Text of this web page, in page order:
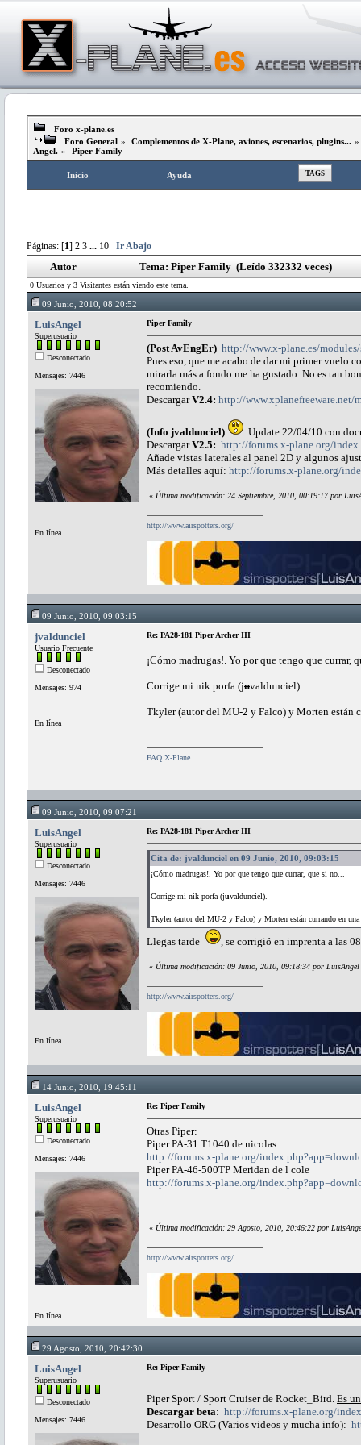
Foro x-plane.es
Foro General » Complementos de X-Plane, aviones, escenarios, plugins... »
Angel. » Piper Family
Inicio Ayuda TAGS
Páginas: [1] 2 3 ... 10 Ir Abajo
Autor Tema: Piper Family (Leído 332332 veces)
0 Usuarios y 3 Visitantes están viendo este tema.
09 Junio, 2010, 08:20:52
LuisAngel
Superusuario
Desconectado
Mensajes: 7446
En línea
Piper Family
(Post AvEngEr) http://www.x-plane.es/
Pues eso, que me acabo de dar mi primer vuelo
mirarla más a fondo me ha gustado. No es tan
recomiendo.
DescargarV2.4: http://www.xplanefreeware.net/
(Info jvaldunciel)
Update 22/04/10 con
DescargarV2.5: http://forums.x-plane.org/
Añade vistas laterales al panel 2D y algunos
Más detalles aquí: http://forums.x-plane.org/
« Última modificación: 24 Septiembre, 2010, 00:19:17 por
http://www.airspotters.org/
09 Junio, 2010, 09:03:15
jvaldunciel
Usuario Frecuente
Desconectado
Mensajes: 974
En línea
Re: PA28-181 Piper Archer III
¡Cómo madrugas!. Yo por que tengo que currar,
Corrige mi nik porfa (juvaldunciel).
Tkyler (autor del MU-2 y Falco) y Morten están
FAQ X-Plane
09 Junio, 2010, 09:07:21
LuisAngel
Superusuario
Desconectado
Mensajes: 7446
En línea
Re: PA28-181 Piper Archer III
Cita de: jvaldunciel en 09 Junio, 2010, 09:03:15
¡Cómo madrugas!. Yo por que tengo que currar, que si no...
Corrige mi nik porfa (juvaldunciel).
Tkyler (autor del MU-2 y Falco) y Morten están currando en
Llegas tarde , se corrigió en imprenta a las
« Última modificación: 09 Junio, 2010, 09:18:34 por LuisAngel
http://www.airspotters.org/
14 Junio, 2010, 19:45:11
LuisAngel
Superusuario
Desconectado
Mensajes: 7446
En línea
Re: Piper Family
Otras Piper:
Piper PA-31 T1040 de nicolas
http://forums.x-plane.org/
Piper PA-46-500TP Meridan de l cole
http://forums.x-plane.org/
« Última modificación: 29 Agosto, 2010, 20:46:22 por
http://www.airspotters.org/
29 Agosto, 2010, 20:42:30
LuisAngel
Superusuario
Desconectado
Mensajes: 7446
Re: Piper Family
Piper Sport / Sport Cruiser de Rocket_Bird. Es
Descargar beta: http://forums.x-plane.org/
Desarrollo ORG (Varios videos y mucha info):